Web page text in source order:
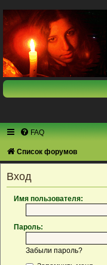
FAQ
Список форумов
Вход
Имя пользователя:
Пароль:
Забыли пароль?